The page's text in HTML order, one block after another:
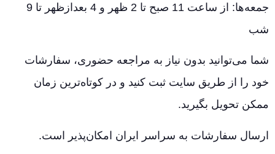
جمعه‌ها: از ساعت 11 صبح تا 2 ظهر و 4 بعدازظهر تا 9
شب
شما می‌توانید بدون نیاز به مراجعه حضوری، سفارشات
خود را از طریق سایت ثبت کنید و در کوتاه‌ترین زمان
ممکن تحویل بگیرید.
ارسال سفارشات به سراسر ایران امکان‌پذیر است.